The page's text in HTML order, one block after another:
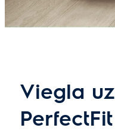
Viegla
PerfectFit